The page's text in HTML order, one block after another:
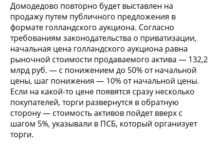
Домодедово повторно будет выставлен на
продажу путем публичного предложения в
формате голландского аукциона. Согласно
требованиям законодательства о приватизации,
начальная цена голландского аукциона равна
рыночной стоимости продаваемого актива — 132,2
млрд руб. — с понижением до 50% от начальной
цены, шаг понижения — 10% от начальной цены.
Если на какой-то цене появятся сразу несколько
покупателей, торги развернутся в обратную
сторону — стоимость активов пойдет вверх с
шагом 5%, указывали в ПСБ, который организует
торги.